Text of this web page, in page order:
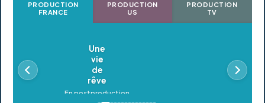
PRODUCTION
FRANCE
PRODUCTION
US
PRODUCTION
TV
Oldeupe
En postproduction